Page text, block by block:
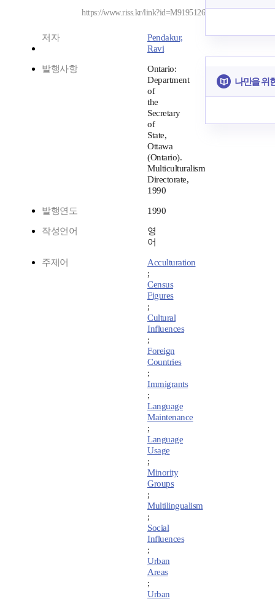
https://www.riss.kr/link?id=M9195126
저자
Pendakur,
Ravi
발행사항
Ontario:
Department
of
the
Secretary
of
State,
Ottawa
(Ontario).
Multiculturalism
Directorate,
1990
발행연도 1990
작성언어
영
어
주제어
Acculturation
;
Census
Figures
;
Cultural
Influences
;
Foreign
Countries
;
Immigrants
;
Language
Maintenance
;
Language
Usage
;
Minority
Groups
;
Multilingualism
;
Social
Influences
;
Urban
Areas
;
Urban
나만을 위